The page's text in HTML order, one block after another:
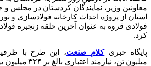
معاونین وزیر، نمایندگان کردستان در مجلس و
استان از پروژه احداث کارخانه فولادسازی و
فولادی قروه به عنوان آخرین حلقه زنجیره
کرد.
پایگاه خبریکلام صنعت، این طرح با
میلیون تن، نیازمند اعتباری بالغ بر ۳۲۴ میلیون یورو است.